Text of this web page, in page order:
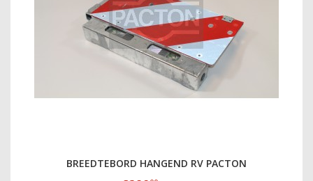
BREEDTEBORD HANGEND RV PACTON